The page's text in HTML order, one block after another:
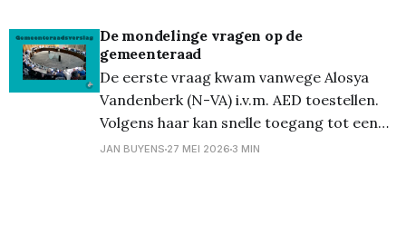
het OCMW van 2025 en het jaarverslag
van IVA De Adelberg. Vanwege de
oppositie zijn er slechts drie
De mondelinge vragen op de
gemeenteraad
De eerste vraag kwam vanwege Alosya
Vandenberk (N-VA) i.v.m. AED toestellen.
Volgens haar kan snelle toegang tot een
toestel bij een hartstilstand levens redden,
JAN BUYENS 27 MEI 2026 3 MIN